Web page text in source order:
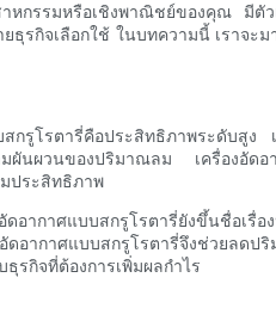
าหกรรมหรือเชิงพาณิชย์ของคุณ มี
ธุรกิจเลือกใช้ ในบทความนี้ เราจะ
กรูโรตารี่คือประสิทธิภาพระดับสูง
มผันผวนของปริมาณลม เครื่องอัด
ประสิทธิภาพ
อากาศแบบสกรูโรตารี่ยังขึ้นชื่อเ
ดอากาศแบบสกรูโรตารี่จึงช่วยลด
รกิจที่ต้องการเพิ่มผลกำไร